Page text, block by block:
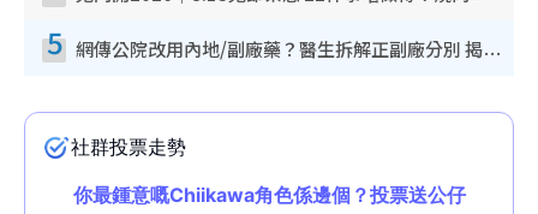
5 網傳公院改用內地/副廠藥？醫生拆解正副廠分別 揭4類人換藥隨時出事